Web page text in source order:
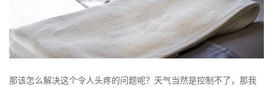
那该怎么解决这个令人头疼的问题呢？天气当然是控制不了，那我